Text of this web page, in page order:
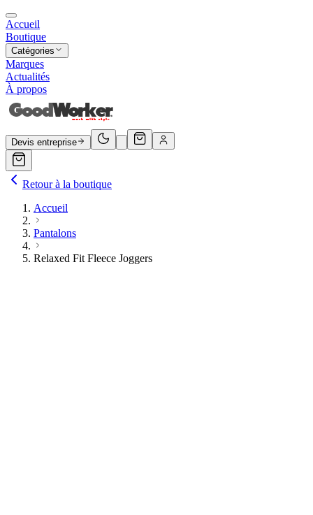
Accueil
Boutique
Catégories
Marques
Actualités
À propos
Devis entreprise
Retour à la boutique
Accueil
Pantalons
Relaxed Fit Fleece Joggers